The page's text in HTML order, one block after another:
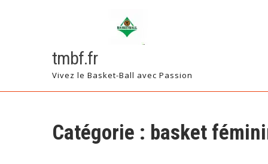
tmbf.fr
Vivez le Basket-Ball avec Passion
Catégorie : basket